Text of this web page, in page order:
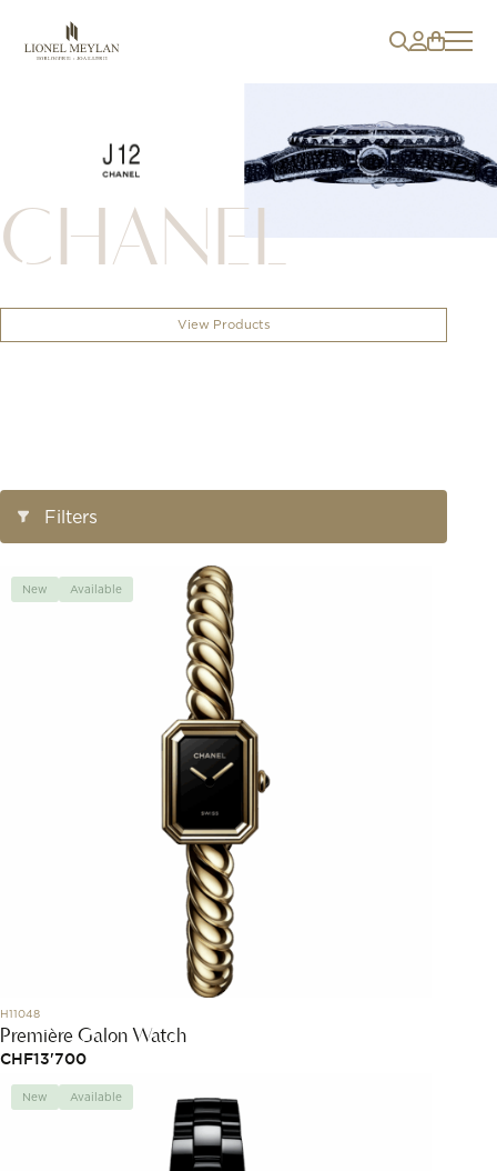
CHANEL
View Products
Filters
New Available
H11048
Première Galon Watch
CHF 13'700
New Available